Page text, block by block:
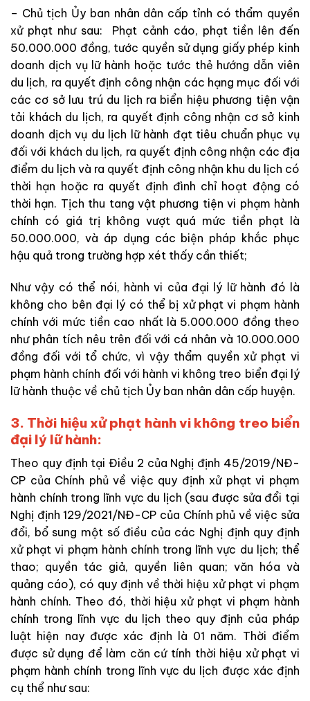
– Chủ tịch Ủy ban nhân dân cấp tỉnh có thẩm quyền
xử phạt như sau: Phạt cảnh cáo, phạt tiền lên đến
50.000.000 đồng, tước quyền sử dụng giấy phép kinh
doanh dịch vụ lữ hành hoặc tước thẻ hướng dẫn viên
du lịch, ra quyết định công nhận các hạng mục đối với
các cơ sở lưu trú du lịch ra biển hiệu phương tiện vận
tải khách du lịch, ra quyết định công nhận cơ sở kinh
doanh dịch vụ du lịch lữ hành đạt tiêu chuẩn phục vụ
đối với khách du lịch, ra quyết định công nhận các địa
điểm du lịch và ra quyết định công nhận khu du lịch có
thời hạn hoặc ra quyết định đình chỉ hoạt động có
thời hạn. Tịch thu tang vật phương tiện vi phạm hành
chính có giá trị không vượt quá mức tiền phạt là
50.000.000, và áp dụng các biện pháp khắc phục
hậu quả trong trường hợp xét thấy cần thiết;
Như vậy có thể nói, hành vi của đại lý lữ hành đó là
không cho bên đại lý có thể bị xử phạt vi phạm hành
chính với mức tiền cao nhất là 5.000.000 đồng theo
như phân tích nêu trên đối với cá nhân và 10.000.000
đồng đối với tổ chức, vì vậy thẩm quyền xử phạt vi
phạm hành chính đối với hành vi không treo biển đại lý
lữ hành thuộc về chủ tịch Ủy ban nhân dân cấp huyện.
3. Thời hiệu xử phạt hành vi không treo biển
đại lý lữ hành:
Theo quy định tại Điều 2 của Nghị định 45/2019/NĐ-
CP của Chính phủ về việc quy định xử phạt vi phạm
hành chính trong lĩnh vực du lịch (sau được sửa đổi tại
Nghị định 129/2021/NĐ-CP của Chính phủ về việc sửa
đổi, bổ sung một số điều của các Nghị định quy định
xử phạt vi phạm hành chính trong lĩnh vực du lịch; thể
thao; quyền tác giả, quyền liên quan; văn hóa và
quảng cáo), có quy định về thời hiệu xử phạt vi phạm
hành chính. Theo đó, thời hiệu xử phạt vi phạm hành
chính trong lĩnh vực du lịch theo quy định của pháp
luật hiện nay được xác định là 01 năm. Thời điểm
được sử dụng để làm căn cứ tính thời hiệu xử phạt vi
phạm hành chính trong lĩnh vực du lịch được xác định
cụ thể như sau: